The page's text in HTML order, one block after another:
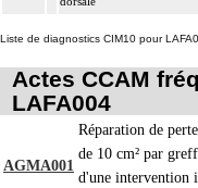
Liste de diagnostics CIM10 pour
Actes CCAM
LAFA004
AGMA001
Réparation de
de 10 cm² par
d'une intervention